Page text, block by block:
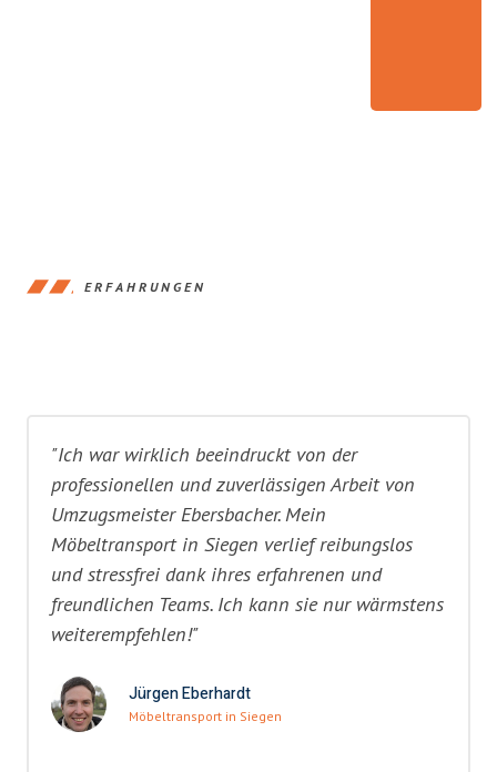
ERFAHRUNGEN
"Ich war wirklich beeindruckt von der
professionellen und zuverlässigen Arbeit von
Umzugsmeister Ebersbacher. Mein
Möbeltransport in Siegen verlief reibungslos
und stressfrei dank ihres erfahrenen und
freundlichen Teams. Ich kann sie nur wärmstens
weiterempfehlen!"
Jürgen Eberhardt
Möbeltransport in Siegen